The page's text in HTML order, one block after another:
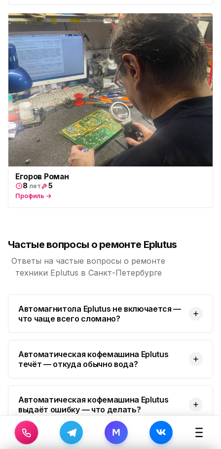
Егоров Роман
8 лет 5
Профиль →
Частые вопросы о ремонте Eplutus
Ответы на частые вопросы о ремонте
техники Eplutus в Санкт-Петербурге
Автомагнитола Eplutus не включается —
что чаще всего сломано?
Автоматическая кофемашина Eplutus
течёт — откуда обычно вода?
Автоматическая кофемашина Eplutus
выдаёт ошибку — что делать?
Автоматическая кофемашина Eplutus не
M